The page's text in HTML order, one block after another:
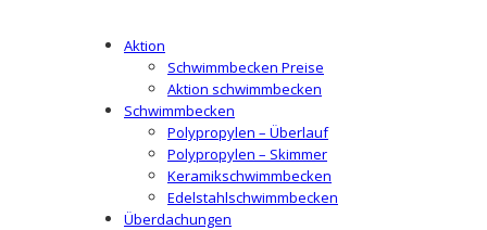
Aktion
Schwimmbecken Preise
Aktion schwimmbecken
Schwimmbecken
Polypropylen – Überlauf
Polypropylen – Skimmer
Keramikschwimmbecken
Edelstahlschwimmbecken
Überdachungen